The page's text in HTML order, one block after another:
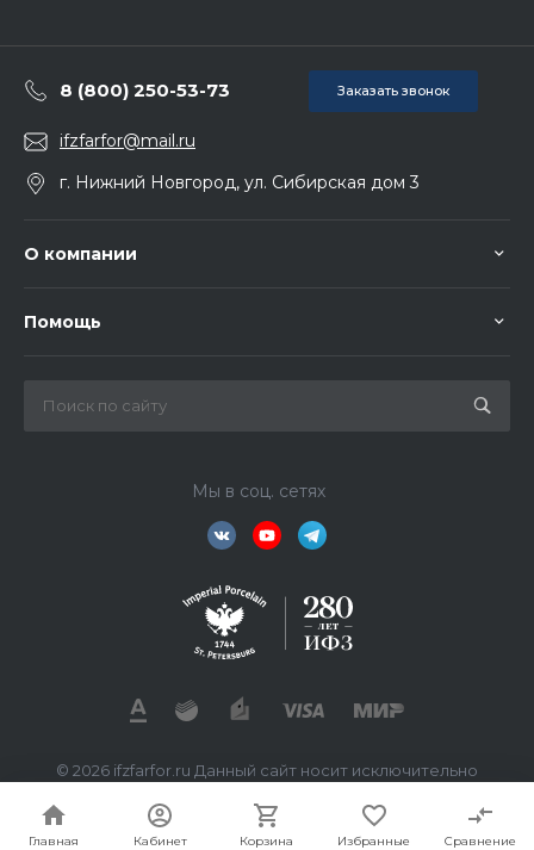
Главная Кабинет Корзина Избранные Сравнение
8 (800) 250-53-73 Заказать звонок
ifzfarfor@mail.ru
г. Нижний Новгород, ул. Сибирская дом 3
О компании
Помощь
Мы в соц. сетях
© 2026 ifzfarfor.ru Данный сайт носит исключительно
предложения не являются офертой, определяемой
статьей 437 ГК РФ.